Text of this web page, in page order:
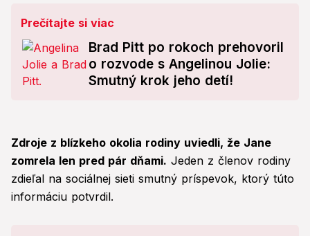
Prečítajte si viac
Brad Pitt po rokoch prehovoril
o rozvode s Angelinou Jolie:
Smutný krok jeho detí!
Zdroje z blízkeho okolia rodiny uviedli, že Jane
zomrela len pred pár dňami. Jeden z členov rodiny
zdieľal na sociálnej sieti smutný príspevok, ktorý túto
informáciu potvrdil.